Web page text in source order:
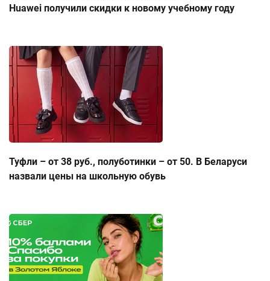
Huawei получили скидки к новому учебному году
Туфли – от 38 руб., полуботинки – от 50. В Беларуси
назвали цены на школьную обувь